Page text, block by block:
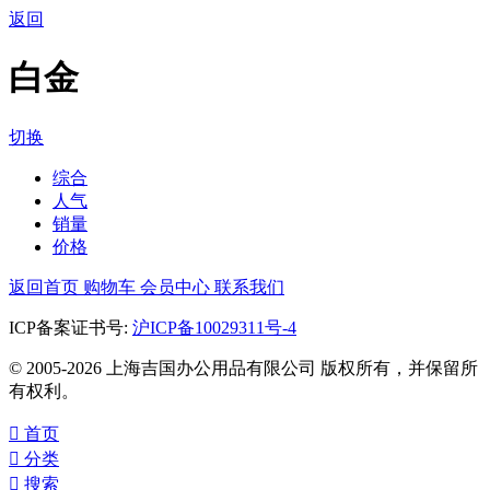
返回
白金
切换
综合
人气
销量
价格
返回首页 购物车 会员中心 联系我们
ICP备案证书号: 沪ICP备10029311号-4
© 2005-2026 上海吉国办公用品有限公司 版权所有，并保留所
有权利。
 首页
 分类
 搜索